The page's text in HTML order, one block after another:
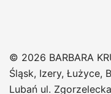
© 2026 BARBARA
Śląsk, Izery, Łużyce,
Lubań ul.